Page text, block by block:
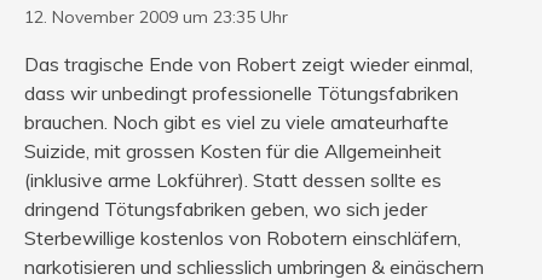
12. November 2009 um 23:35 Uhr
Das tragische Ende von Robert zeigt wieder einmal,
dass wir unbedingt professionelle Tötungsfabriken
brauchen. Noch gibt es viel zu viele amateurhafte
Suizide, mit grossen Kosten für die Allgemeinheit
(inklusive arme Lokführer). Statt dessen sollte es
dringend Tötungsfabriken geben, wo sich jeder
Sterbewillige kostenlos von Robotern einschläfern,
narkotisieren und schliesslich umbringen & einäschern